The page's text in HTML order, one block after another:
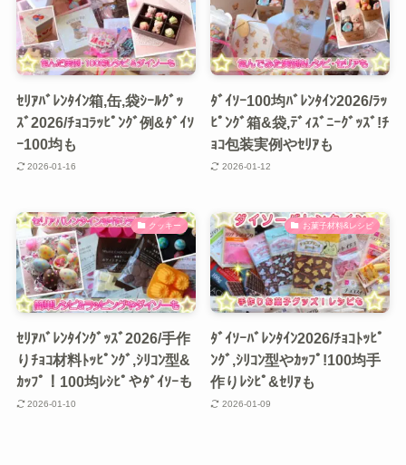
ｾﾘｱﾊﾞﾚﾝﾀｲﾝ箱,缶,袋ｼｰﾙｸﾞｯ
ｽﾞ2026/ﾁｮｺﾗｯﾋﾟﾝｸﾞ例&ﾀﾞｲｿ
ｰ100均も
2026-01-16
ﾀﾞｲｿｰ100均ﾊﾞﾚﾝﾀｲﾝ2026/ﾗｯ
ﾋﾟﾝｸﾞ箱&袋,ﾃﾞｨｽﾞﾆｰｸﾞｯｽﾞ!ﾁ
ｮｺ包装実例やｾﾘｱも
2026-01-12
クッキー
ｾﾘｱﾊﾞﾚﾝﾀｲﾝｸﾞｯｽﾞ2026/手作
りﾁｮｺ材料ﾄｯﾋﾟﾝｸﾞ,ｼﾘｺﾝ型&
ｶｯﾌﾟ！100均ﾚｼﾋﾟやﾀﾞｲｿｰも
2026-01-10
お菓子材料&レシピ
ﾀﾞｲｿｰﾊﾞﾚﾝﾀｲﾝ2026/ﾁｮｺﾄｯﾋﾟ
ﾝｸﾞ,ｼﾘｺﾝ型やｶｯﾌﾟ!100均手
作りﾚｼﾋﾟ&ｾﾘｱも
2026-01-09